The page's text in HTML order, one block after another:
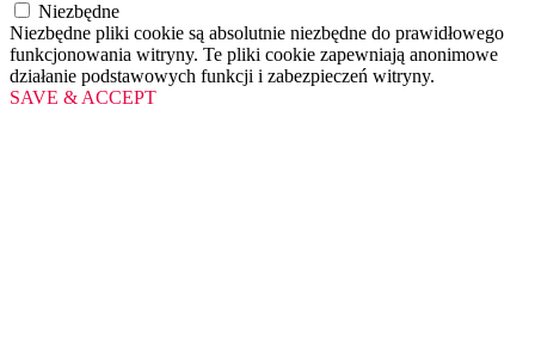
Niezbędne
Niezbędne pliki cookie są absolutnie niezbędne do prawidłowego
funkcjonowania witryny. Te pliki cookie zapewniają anonimowe
działanie podstawowych funkcji i zabezpieczeń witryny.
SAVE & ACCEPT